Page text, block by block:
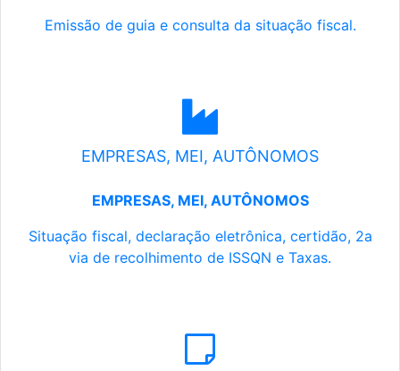
Emissão de guia e consulta da situação fiscal.
EMPRESAS, MEI, AUTÔNOMOS
EMPRESAS, MEI, AUTÔNOMOS
Situação fiscal, declaração eletrônica, certidão, 2a
via de recolhimento de ISSQN e Taxas.